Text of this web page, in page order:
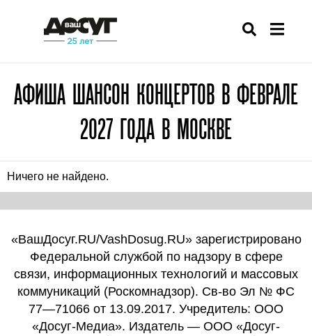
АФИША ШАНСОН КОНЦЕРТОВ В ФЕВРАЛЕ
2027 ГОДА В МОСКВЕ
Ничего не найдено.
«ВашДосуг.RU/VashDosug.RU» зарегистрировано
Федеральной службой по надзору в сфере
связи, информационных технологий и массовых
коммуникаций (Роскомнадзор). Св-во Эл № ФС
77—71066 от 13.09.2017. Учредитель: ООО
«Досуг-Медиа». Издатель — ООО «Досуг-